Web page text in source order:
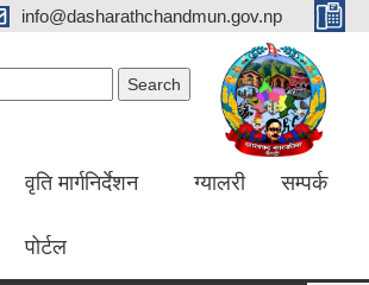
info@dasharathchandmun.gov.np
वृति मार्गनिर्देशन
पोर्टल
ग्यालरी सम्पर्क